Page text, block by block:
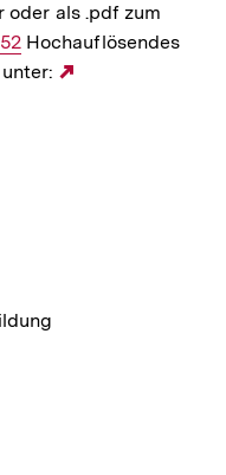
oder als .pdf zum
Hochauflösendes